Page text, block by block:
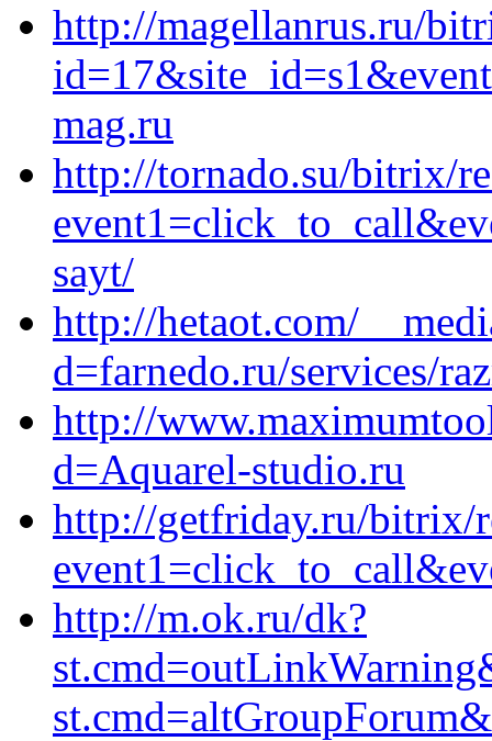
http://magellanrus.ru/
mag.ru
http://tornado.su/bitrix/
sayt/
http://hetaot.com/
d=farnedo.ru/services/
http://
d=Aquarel-studio.ru
http://getfriday.ru/bitrix/
http://m.ok.ru/dk?